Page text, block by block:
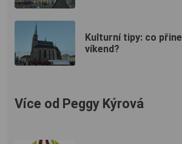
Kulturní tipy: co
víkend?
Více od Peggy Kýrová